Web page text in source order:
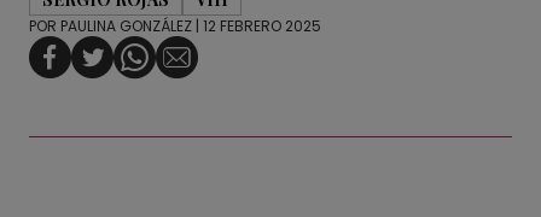
POR PAULINA GONZÁLEZ | 12 FEBRERO 2025